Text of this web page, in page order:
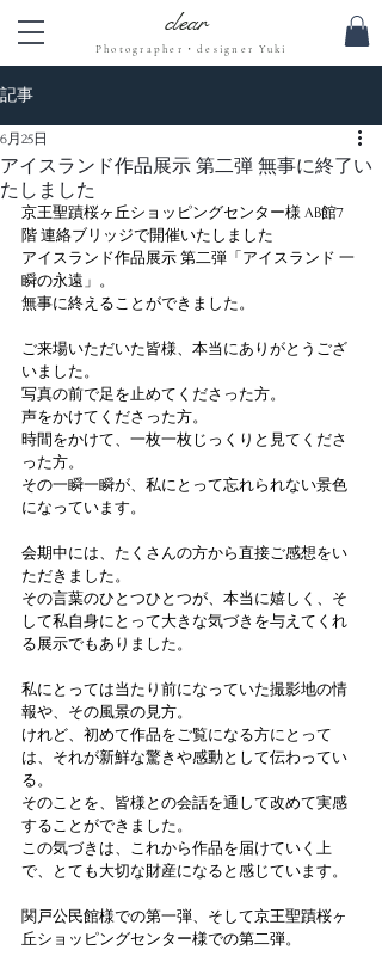
clear
Photographer・designer Yuki
記事
アイスランド作品展示 第二弾 無事に終了い
たしました
6月25日
京王聖蹟桜ヶ丘ショッピングセンター様 AB館7
階 連絡ブリッジで開催いたしました
アイスランド作品展示 第二弾「アイスランド 一
瞬の永遠」。
無事に終えることができました。
ご来場いただいた皆様、本当にありがとうござ
いました。
写真の前で足を止めてくださった方。
声をかけてくださった方。
時間をかけて、一枚一枚じっくりと見てくださ
った方。
その一瞬一瞬が、私にとって忘れられない景色
になっています。
会期中には、たくさんの方から直接ご感想をい
ただきました。
その言葉のひとつひとつが、本当に嬉しく、そ
して私自身にとって大きな気づきを与えてくれ
る展示でもありました。
私にとっては当たり前になっていた撮影地の情
報や、その風景の見方。
けれど、初めて作品をご覧になる方にとって
は、それが新鮮な驚きや感動として伝わってい
る。
そのことを、皆様との会話を通して改めて実感
することができました。
この気づきは、これから作品を届けていく上
で、とても大切な財産になると感じています。
関戸公民館様での第一弾、そして京王聖蹟桜ヶ
丘ショッピングセンター様での第二弾。